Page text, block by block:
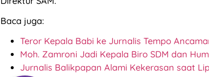
Baca juga:
Teror Kepala Babi ke Jurnalis Tempo
Moh. Zamroni Jadi Kepala Biro SDM dan
Jurnalis Balikpapan Alami Kekerasan saat